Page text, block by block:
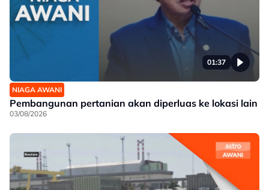
01:37
NIAGA AWANI
Pembangunan pertanian akan diperluas ke lokasi lain
03/08/2026